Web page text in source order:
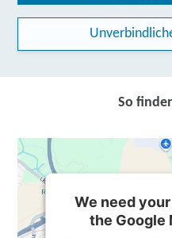
So
We need
the Google